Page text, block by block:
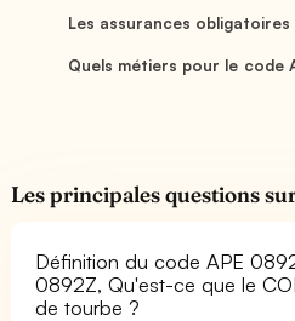
Les assurances
Quels métiers pour le code
Les principales questions
Définition du code APE
0892Z, Qu'est-ce que le
de tourbe ?